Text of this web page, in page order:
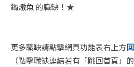
鍋燉魚 的職缺！★
更多職缺請點擊網頁功能表右上方
（點擊職缺連結若有「跳回首頁」